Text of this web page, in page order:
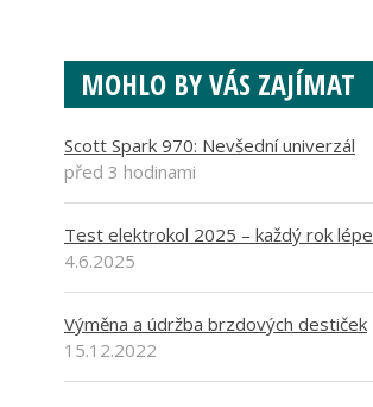
MOHLO BY VÁS ZAJÍMAT
Scott Spark 970: Nevšední univerzál
před 3 hodinami
Test elektrokol 2025 – každý rok lépe
4.6.2025
Výměna a údržba brzdových destiček
15.12.2022